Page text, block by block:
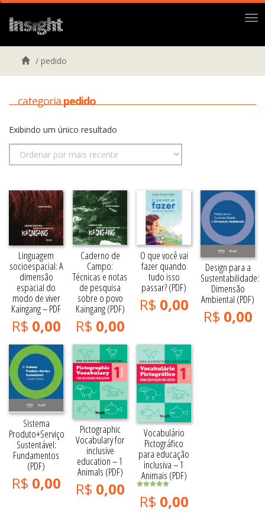
/ pedido
categoriapedido
Exibindo um único resultado
Linguagem
socioespacial: A
dimensão
espacial do
modo de viver
Kaingang – PDF
R$ 0,00
Caderno de
Campo:
Técnicas e notas
de pesquisa
sobre o povo
Kaingang (PDF)
R$ 0,00
O que você vai
fazer quando
tudo isso
passar? (PDF)
R$ 0,00
Design para a
Sustentabilidade:
Dimensão
Ambiental (PDF)
R$ 0,00
Sistema
Produto+Serviço
Sustentável:
Fundamentos
(PDF)
R$ 0,00
Pictographic
Vocabulary for
inclusive
education – 1
Animals (PDF)
R$ 0,00
Vocabulário
Pictográfico
para educação
inclusiva – 1
Animais (PDF)
5.00
de 5
R$ 0,00